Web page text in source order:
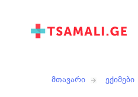
მთავარი ექიმები